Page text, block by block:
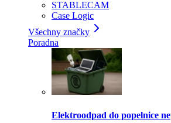
STABLECAM
Case Logic
Všechny značky
Poradna
Elektroodpad do popelnice